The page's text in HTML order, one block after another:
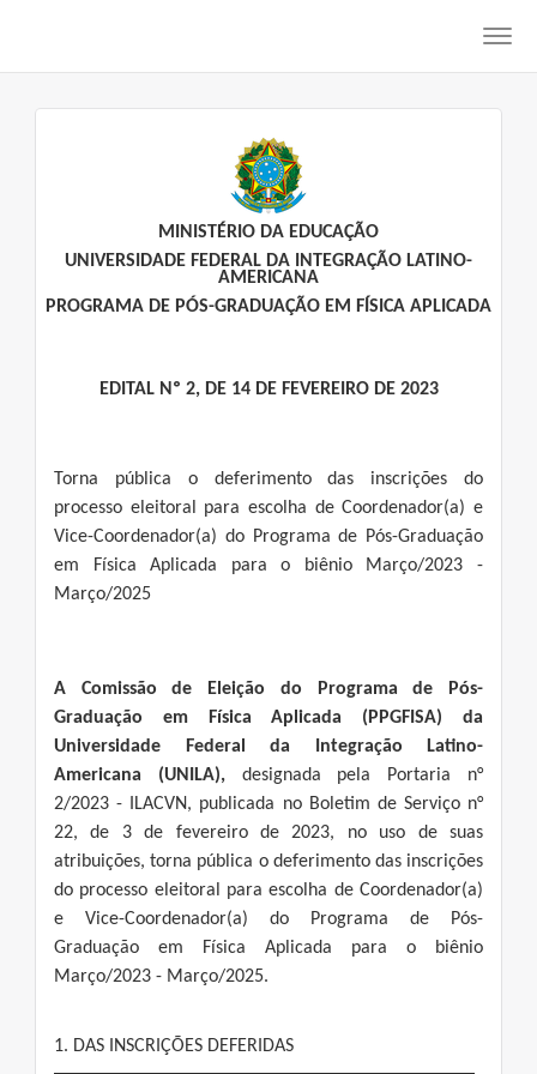
MINISTÉRIO DA EDUCAÇÃO
UNIVERSIDADE FEDERAL DA INTEGRAÇÃO LATINO-
AMERICANA
PROGRAMA DE PÓS-GRADUAÇÃO EM FÍSICA APLICADA
EDITAL Nº 2, DE 14 DE FEVEREIRO DE 2023
Torna pública o deferimento das inscrições do
processo eleitoral para escolha de Coordenador(a) e
Vice-Coordenador(a) do Programa de Pós-Graduação
em Física Aplicada para o biênio Março/2023 -
Março/2025
A Comissão de Eleição do Programa de Pós-
Graduação em Física Aplicada (PPGFISA) da
Universidade Federal da Integração Latino-
Americana (UNILA),designada pela Portaria n°
2/2023 - ILACVN, publicada no Boletim de Serviço n°
22, de 3 de fevereiro de 2023, no uso de suas
atribuições, torna pública o deferimento das inscrições
do processo eleitoral para escolha de Coordenador(a)
e Vice-Coordenador(a) do Programa de Pós-
Graduação em Física Aplicada para o biênio
Março/2023 - Março/2025.
1. DAS INSCRIÇÕES DEFERIDAS